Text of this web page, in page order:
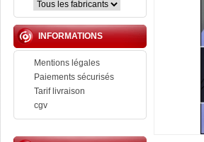
INFORMATIONS
Mentions légales
Paiements sécurisés
Tarif livraison
cgv